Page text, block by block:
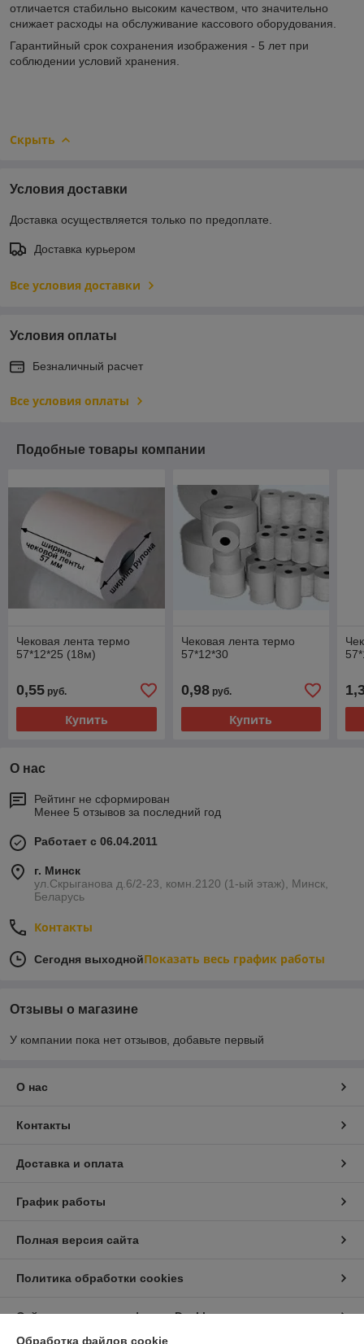
отличается стабильно высоким качеством, что значительно
снижает расходы на обслуживание кассового оборудования.
Гарантийный срок сохранения изображения - 5 лет при
соблюдении условий хранения.
Скрыть
Условия доставки
Доставка осуществляется только по предоплате.
Доставка курьером
Все условия доставки
Условия оплаты
Безналичный расчет
Все условия оплаты
Подобные товары компании
Чековая лента термо
57*12*25 (18м)
0,55 руб.
Купить
Чековая лента термо
57*12*30
0,98руб.
Купить
О нас
Рейтинг не сформирован
Менее 5 отзывов за последний год
Работает с 06.04.2011
г. Минск
ул.Скрыганова д.6/2-23, комн.2120 (1-ый этаж), Минск,
Беларусь
Контакты
Сегодня выходнойПоказать весь график работы
Отзывы о магазине
У компании пока нет отзывов, добавьте первый
О нас
Контакты
Доставка и оплата
График работы
Полная версия сайта
Политика обработки cookies
Сайт создан на платформе Deal.by
Обработка файлов cookie